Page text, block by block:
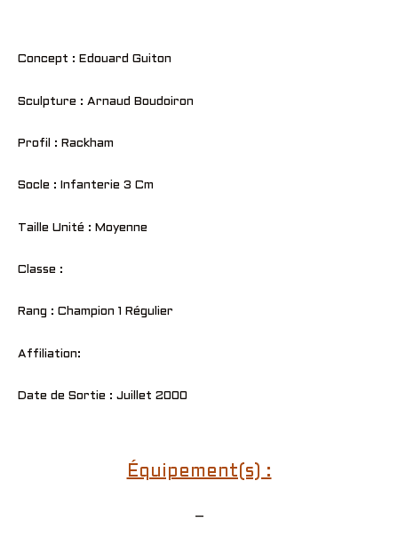
Concept : Edouard Guiton
Sculpture : Arnaud Boudoiron
Profil : Rackham
Socle : Infanterie 3 Cm
Taille Unité : Moyenne
Classe :
Rang : Champion 1 Régulier
Affiliation:
Date de Sortie : Juillet 2000
Équipement(s) :
–